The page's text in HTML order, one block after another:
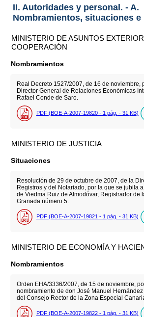
II. Autoridades y personal. - A.
Nombramientos, situaciones
MINISTERIO DE ASUNTOS
COOPERACIÓN
Nombramientos
Real Decreto 1527/2007, de 16 de noviembre,
Director General de Relaciones Económicas
Rafael Conde de Saro.
PDF (BOE-A-2007-19820 - 1 pág. - 31 KB)
MINISTERIO DE JUSTICIA
Situaciones
Resolución de 29 de octubre de 2007, de la
Registros y del Notariado, por la que se jubila
de Viedma Ruiz de Almodóvar, Registrador de
Granada número 5.
PDF (BOE-A-2007-19821 - 1 pág. - 31 KB)
MINISTERIO DE ECONOMÍA Y
Nombramientos
Orden EHA/3336/2007, de 15 de noviembre,
nombramiento de don José Manuel
del Consejo Rector de la Zona Especial
PDF (BOE-A-2007-19822 - 1 pág. - 31 KB)